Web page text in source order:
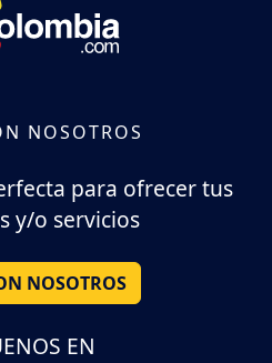
NOSOTROS
para ofrecer tus
y/o servicios
NOSOTROS
EN